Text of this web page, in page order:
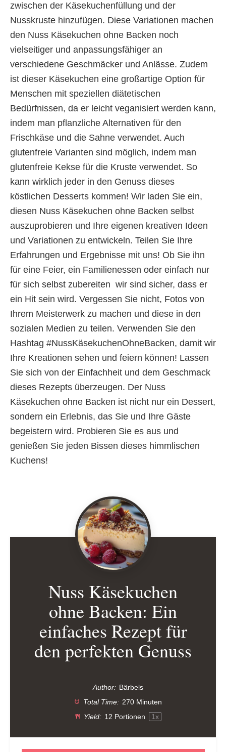
zwischen der Käsekuchenfüllung und der
Nusskruste hinzufügen. Diese Variationen machen
den Nuss Käsekuchen ohne Backen noch
vielseitiger und anpassungsfähiger an
verschiedene Geschmäcker und Anlässe. Zudem
ist dieser Käsekuchen eine großartige Option für
Menschen mit speziellen diätetischen
Bedürfnissen, da er leicht veganisiert werden kann,
indem man pflanzliche Alternativen für den
Frischkäse und die Sahne verwendet. Auch
glutenfreie Varianten sind möglich, indem man
glutenfreie Kekse für die Kruste verwendet. So
kann wirklich jeder in den Genuss dieses
köstlichen Desserts kommen! Wir laden Sie ein,
diesen Nuss Käsekuchen ohne Backen selbst
auszuprobieren und Ihre eigenen kreativen Ideen
und Variationen zu entwickeln. Teilen Sie Ihre
Erfahrungen und Ergebnisse mit uns! Ob Sie ihn
für eine Feier, ein Familienessen oder einfach nur
für sich selbst zubereiten  wir sind sicher, dass er
ein Hit sein wird. Vergessen Sie nicht, Fotos von
Ihrem Meisterwerk zu machen und diese in den
sozialen Medien zu teilen. Verwenden Sie den
Hashtag #NussKäsekuchenOhneBacken, damit wir
Ihre Kreationen sehen und feiern können! Lassen
Sie sich von der Einfachheit und dem Geschmack
dieses Rezepts überzeugen. Der Nuss
Käsekuchen ohne Backen ist nicht nur ein Dessert,
sondern ein Erlebnis, das Sie und Ihre Gäste
begeistern wird. Probieren Sie es aus und
genießen Sie jeden Bissen dieses himmlischen
Kuchens!
Nuss Käsekuchen
ohne Backen: Ein
einfaches Rezept für
den perfekten Genuss
Author: Bärbels
Total Time: 270 Minuten
Yield: 12 Portionen 1x